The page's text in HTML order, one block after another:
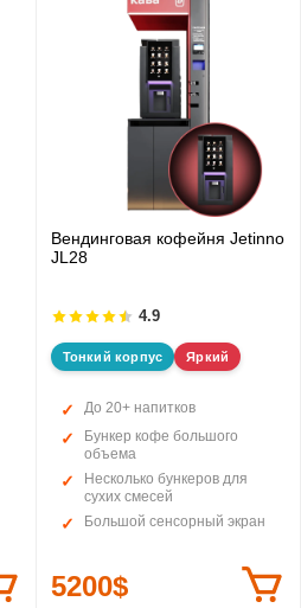
Вендинговая кофейня Jetinno
JL28
4.9
Тонкий корпус Яркий
До 20+ напитков
Бункер кофе большого
объема
Несколько бункеров для
сухих смесей
Большой сенсорный экран
5200$